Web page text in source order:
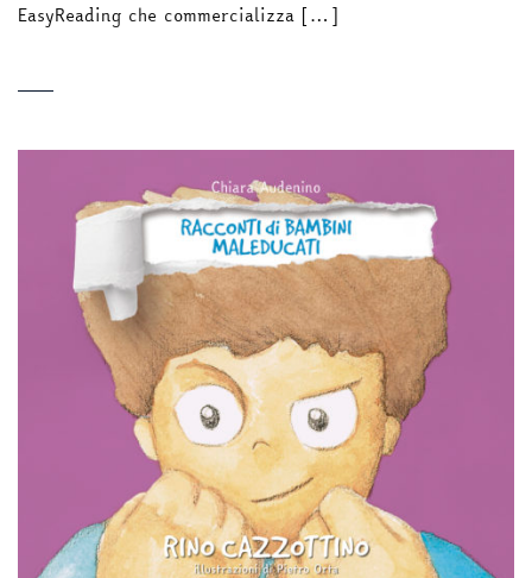
EasyReading che commercializza […]